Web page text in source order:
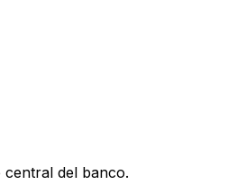
central del banco.